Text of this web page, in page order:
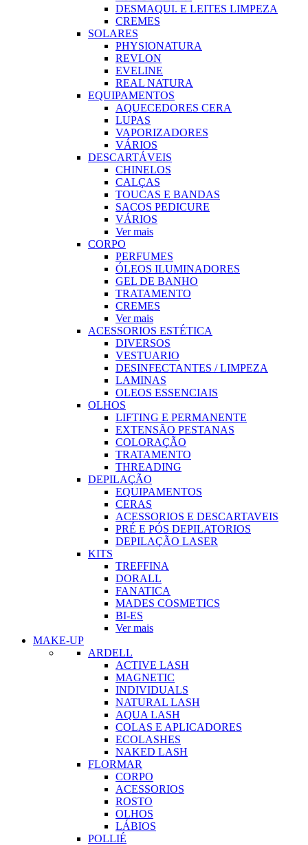
DESMAQUI. E LEITES LIMPEZA
CREMES
SOLARES
PHYSIONATURA
REVLON
EVELINE
REAL NATURA
EQUIPAMENTOS
AQUECEDORES CERA
LUPAS
VAPORIZADORES
VÁRIOS
DESCARTÁVEIS
CHINELOS
CALÇAS
TOUCAS E BANDAS
SACOS PEDICURE
VÁRIOS
Ver mais
CORPO
PERFUMES
ÓLEOS ILUMINADORES
GEL DE BANHO
TRATAMENTO
CREMES
Ver mais
ACESSORIOS ESTÉTICA
DIVERSOS
VESTUARIO
DESINFECTANTES / LIMPEZA
LAMINAS
OLEOS ESSENCIAIS
OLHOS
LIFTING E PERMANENTE
EXTENSÃO PESTANAS
COLORAÇÃO
TRATAMENTO
THREADING
DEPILAÇÃO
EQUIPAMENTOS
CERAS
ACESSORIOS E DESCARTAVEIS
PRÉ E PÓS DEPILATORIOS
DEPILAÇÃO LASER
KITS
TREFFINA
DORALL
FANATICA
MADES COSMETICS
BI-ES
Ver mais
MAKE-UP
ARDELL
ACTIVE LASH
MAGNETIC
INDIVIDUALS
NATURAL LASH
AQUA LASH
COLAS E APLICADORES
ECOLASHES
NAKED LASH
FLORMAR
CORPO
ACESSORIOS
ROSTO
OLHOS
LÁBIOS
POLLIÉ